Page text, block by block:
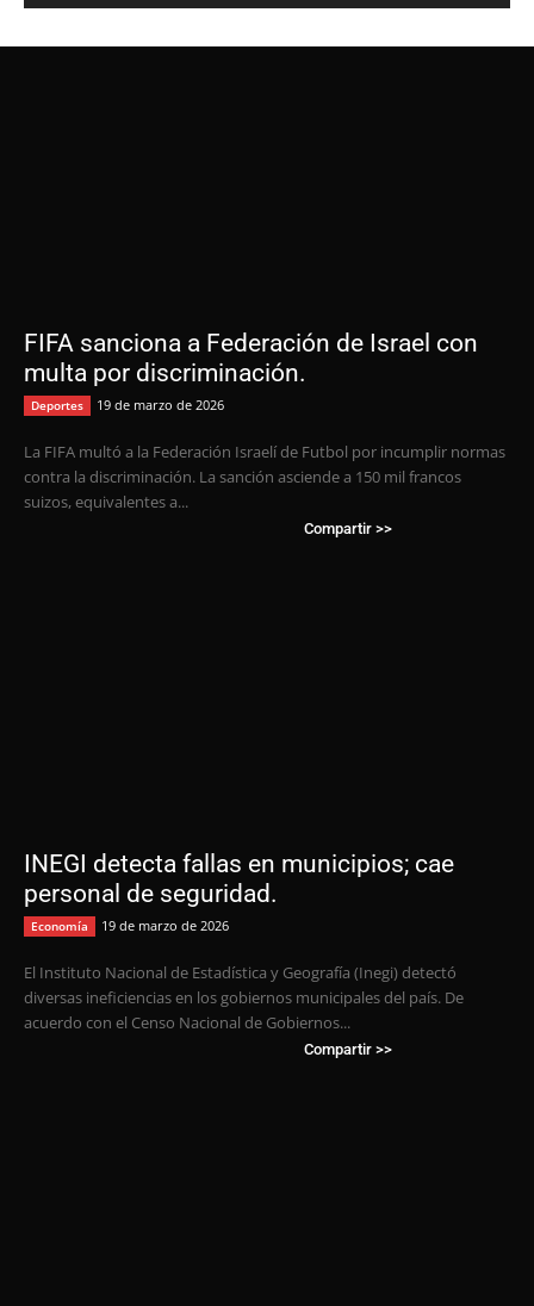
FIFA sanciona a Federación de Israel con
multa por discriminación.
Deportes 19 de marzo de 2026
La FIFA multó a la Federación Israelí de Futbol por incumplir normas
contra la discriminación. La sanción asciende a 150 mil francos
suizos, equivalentes a...
Compartir >>
INEGI detecta fallas en municipios; cae
personal de seguridad.
Economía 19 de marzo de 2026
El Instituto Nacional de Estadística y Geografía (Inegi) detectó
diversas ineficiencias en los gobiernos municipales del país. De
acuerdo con el Censo Nacional de Gobiernos...
Compartir >>